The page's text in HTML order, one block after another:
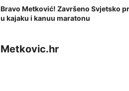
Bravo Metković! Završeno Svjetsko
u kajaku i kanuu maratonu
Metkovic.hr